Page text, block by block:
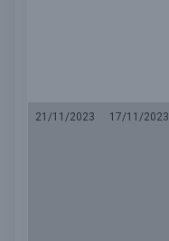
21/11/2023
17/11/2023